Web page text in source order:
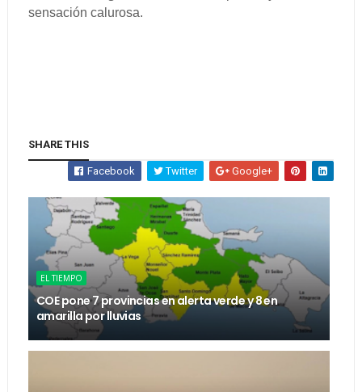
sensación calurosa.
SHARE THIS
Facebook Twitter Google+
EL TIEMPO
COE pone 7 provincias en alerta verde y 8 en
amarilla por lluvias